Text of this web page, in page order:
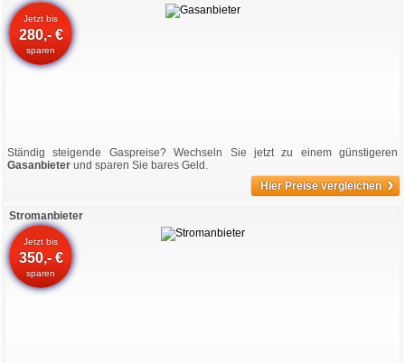
Jetzt bis
280,- €
sparen
Ständig steigende Gaspreise? Wechseln Sie jetzt zu einem günstigeren
Gasanbieter und sparen Sie bares Geld.
Hier Preise vergleichen ›
Stromanbieter
Jetzt bis
350,- €
sparen